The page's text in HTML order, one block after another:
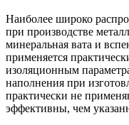
Наиболее широко
при производстве
минеральная вата и
применяется
изоляционным
наполнения при
практически не
эффективны, чем